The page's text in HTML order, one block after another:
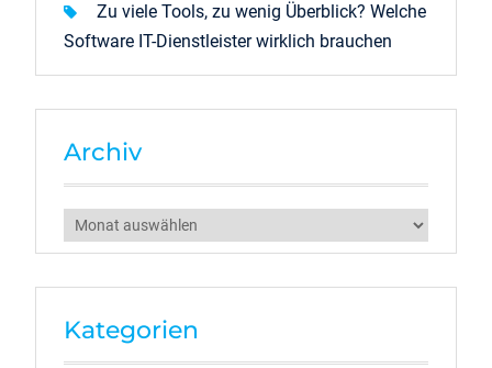
Zu viele Tools, zu wenig Überblick? Welche
Software IT-Dienstleister wirklich brauchen
Archiv
Archiv
Kategorien